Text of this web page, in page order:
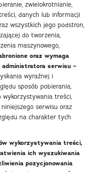
zwielokrotnianie,
danych lub informacji
wszystkich jego podstron,
do tworzenia,
maszynowego,
oraz wymaga
administratora serwisu –
wyraźnej i
sposób pobierania,
wykorzystywania treści,
serwisu oraz
na charakter tych
wykorzystywania treści,
ich wyszukiwania
pozycjonowania